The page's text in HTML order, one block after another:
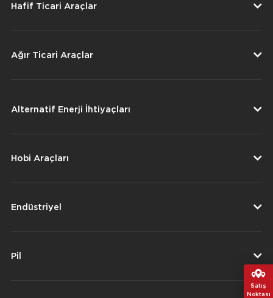
Satış
Noktası
Hafif Ticari Araçlar
Ağır Ticari Araçlar
Alternatif Enerji İhtiyaçları
Hobi Araçları
Endüstriyel
Pil